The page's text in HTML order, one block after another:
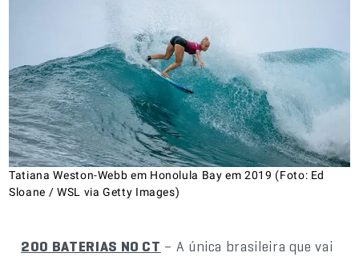
Tatiana Weston-Webb em Honolula Bay em 2019 (Foto: Ed
Sloane / WSL via Getty Images)
200 BATERIAS NO CT – A única brasileira que vai